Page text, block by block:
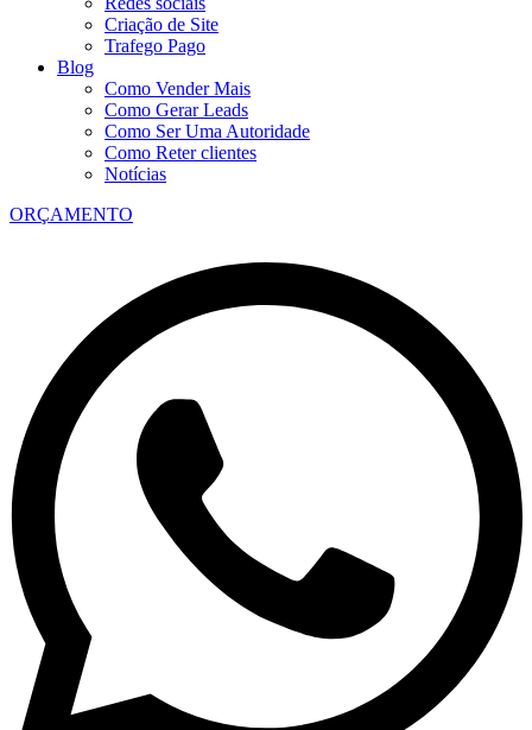
Criação de Site
Trafego Pago
Blog
Como Vender Mais
Como Gerar Leads
Como Ser Uma Autoridade
Como Reter clientes
Notícias
ORÇAMENTO